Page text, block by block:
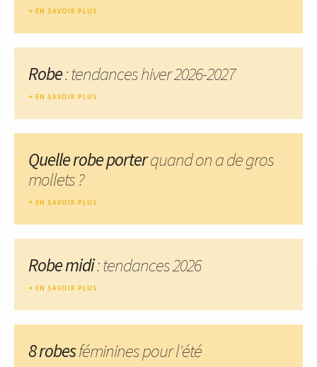
EN SAVOIR PLUS
Robe: tendances hiver 2026-2027
EN SAVOIR PLUS
Quelle robe porterquand on a de gros
mollets ?
EN SAVOIR PLUS
Robe midi: tendances 2026
EN SAVOIR PLUS
8 robesféminines pour l'été